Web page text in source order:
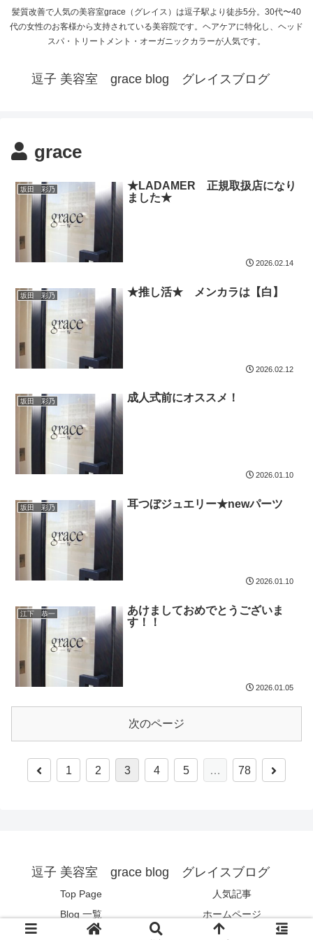
髪質改善で人気の美容室grace（グレイス）は逗子駅より徒歩5分。30代〜40
代の女性のお客様から支持されている美容院です。ヘアケアに特化し、ヘッド
スパ・トリートメント・オーガニックカラーが人気です。
逗子 美容室 grace blog グレイスブログ
grace
坂田 彩乃
★LADAMER 正規取扱店になり
ました★
2026.02.14
坂田 彩乃 ★推し活★ メンカラは【白】
2026.02.12
坂田 彩乃 成人式前にオススメ！
2026.01.10
坂田 彩乃 耳つぼジュエリー★newパーツ
2026.01.10
江下 恭一
あけましておめでとうございま
す！！
2026.01.05
次のページ
1 2 3 4 5 … 78
逗子 美容室 grace blog グレイスブログ
Top Page
人気記事
Blog 一覧
ホームページ